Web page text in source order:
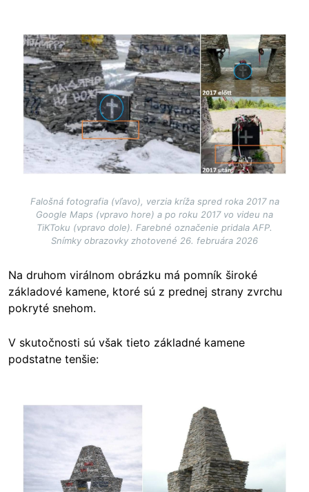
Image
Falošná fotografia (vľavo), verzia kríža spred roka 2017 na
Google Maps (vpravo hore) a po roku 2017 vo videu na
TiKToku (vpravo dole). Farebné označenie pridala AFP.
Snímky obrazovky zhotovené 26. februára 2026
Na druhom virálnom obrázku má pomník široké
základové kamene, ktoré sú z prednej strany zvrchu
pokryté snehom.
V skutočnosti sú však tieto základné kamene
podstatne tenšie: